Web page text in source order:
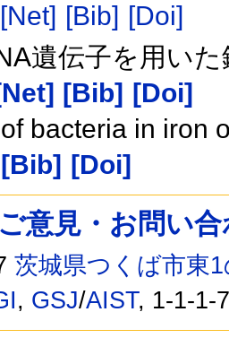
[Net] [Bib] [Doi]
遺伝子を用い
[Bib]
[Doi]
bacteria in iron
[Bib] [Doi]
ご意見・お問い
茨城県つくば市東
, GSJ/AIST, 1-1-1-